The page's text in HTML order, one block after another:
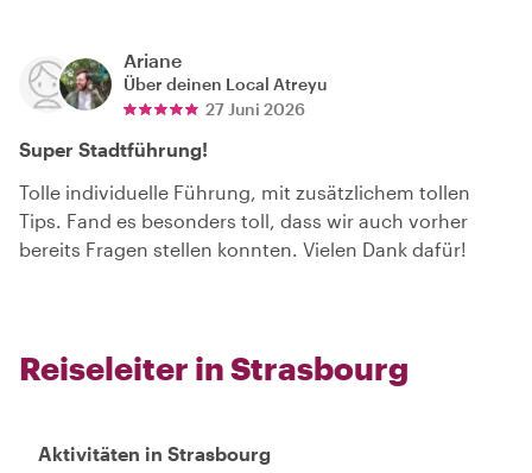
Ariane
Über deinen Local Atreyu
27 Juni 2026
Super Stadtführung!
Tolle individuelle Führung, mit zusätzlichem tollen
Tips. Fand es besonders toll, dass wir auch vorher
bereits Fragen stellen konnten. Vielen Dank dafür!
Reiseleiter in Strasbourg
Aktivitäten in Strasbourg